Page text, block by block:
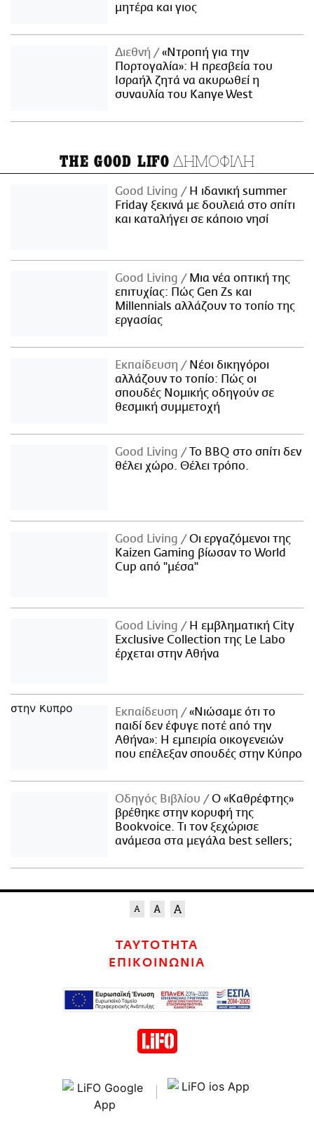
μητέρα και γιος
Διεθνή
«Ντροπή για την
Πορτογαλία»: Η πρεσβεία του
Ισραήλ ζητά να ακυρωθεί η
συναυλία του Kanye West
THE GOOD LIFO ΔΗΜΟΦΙΛΗ
Good Living
Η ιδανική summer
Friday ξεκινά με δουλειά στο σπίτι
και καταλήγει σε κάποιο νησί
Good Living
Μια νέα οπτική της
επιτυχίας: Πώς Gen Zs και
Millennials αλλάζουν το τοπίο της
εργασίας
Εκπαίδευση
Νέοι δικηγόροι
αλλάζουν το τοπίο: Πώς οι
σπουδές Νομικής οδηγούν σε
θεσμική συμμετοχή
Good Living
Το BBQ στο σπίτι δεν
θέλει χώρο. Θέλει τρόπο.
Good Living
Οι εργαζόμενοι της
Kaizen Gaming βίωσαν το World
Cup από "μέσα"
Good Living
Η εμβληματική City
Exclusive Collection της Le Labo
έρχεται στην Αθήνα
Εκπαίδευση
«Νιώσαμε ότι το
παιδί δεν έφυγε ποτέ από την
Αθήνα»: Η εμπειρία οικογενειών
που επέλεξαν σπουδές στην Κύπρο
Οδηγός Βιβλίου
Ο «Καθρέφτης»
βρέθηκε στην κορυφή της
Bookvoice. Τι τον ξεχώρισε
ανάμεσα στα μεγάλα best sellers;
ΤΑΥΤΟΤΗΤΑ
ΕΠΙΚΟΙΝΩΝΙΑ